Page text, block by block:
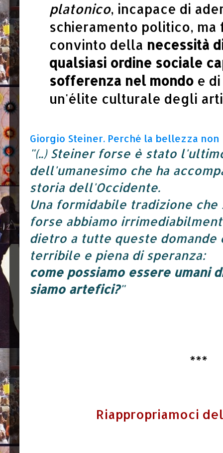
platonico, incapace di
schieramento politico, ma
convinto della necessità
qualsiasi ordine sociale
sofferenza nel mondo e
un'élite culturale degli
Giorgio Steiner. Perché la bellezza
"(..) Steiner forse è stato
dell'umanesimo che ha
storia dell'Occidente.
Una formidabile tradizione
forse abbiamo
dietro a tutte queste domande
terribile e piena di speranza:
come possiamo essere
siamo artefici?"
***
Riappropriamoci